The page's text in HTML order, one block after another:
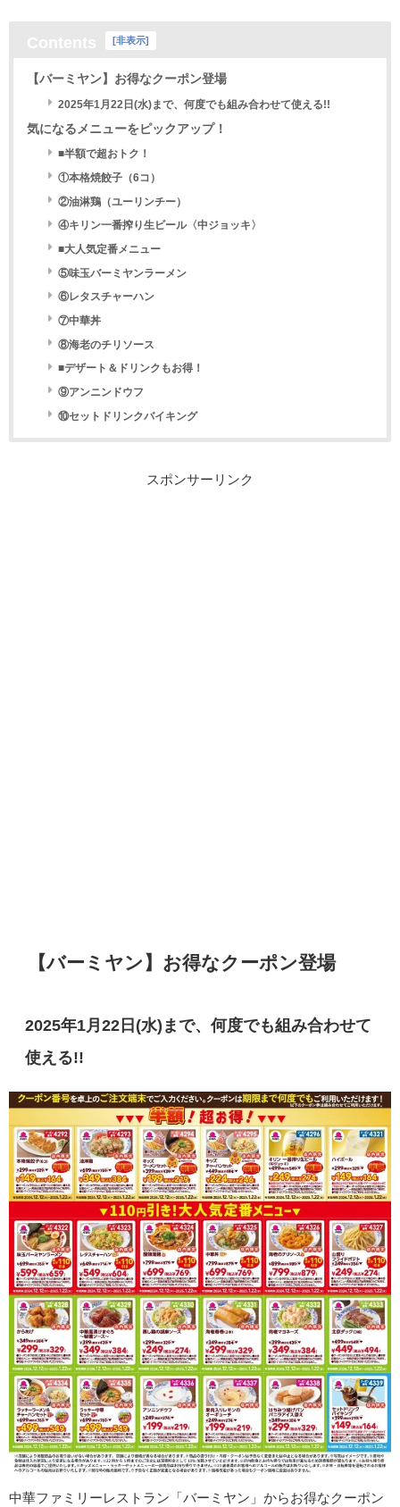
非表示
【バーミヤン】お得なクーポン登場
2025年1月22日(水)まで、何度でも組み合わせて使える!!
気になるメニューをピックアップ！
■半額で超おトク！
①本格焼餃子（6コ）
②油淋鶏（ユーリンチー）
④キリン一番搾り生ビール〈中ジョッキ〉
■大人気定番メニュー
⑤味玉バーミヤンラーメン
⑥レタスチャーハン
⑦中華丼
⑧海老のチリソース
■デザート＆ドリンクもお得！
⑨アンニンドウフ
⑩セットドリンクバイキング
スポンサーリンク
【バーミヤン】お得なクーポン登場
2025年1月22日(水)まで、何度でも組み合わせて
使える!!
中華ファミリーレストラン「バーミヤン」からお得なクーポン